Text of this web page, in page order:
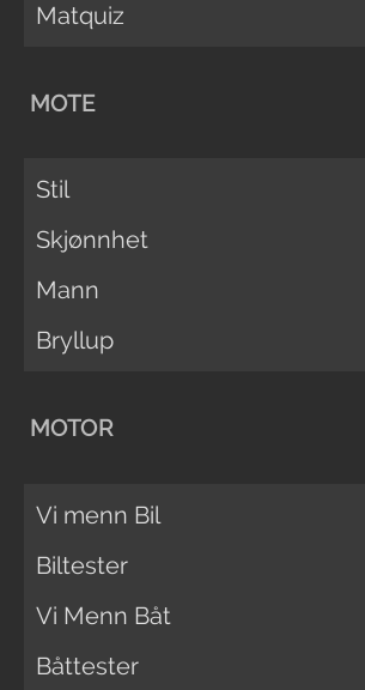
Matquiz
MOTE
Stil
Skjønnhet
Mann
Bryllup
MOTOR
Vi menn Bil
Biltester
Vi Menn Båt
Båttester